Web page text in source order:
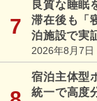
良質な睡眠
滞在後も「
泊施設で実
2026年8月7日
宿泊主体型
統一で高度